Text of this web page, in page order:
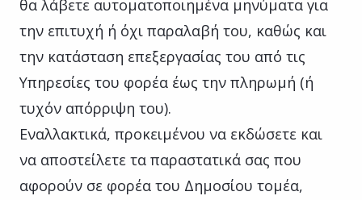
θα λάβετε αυτοματοποιημένα μηνύματα για
την επιτυχή ή όχι παραλαβή του, καθώς και
την κατάσταση επεξεργασίας του από τις
Υπηρεσίες του φορέα έως την πληρωμή (ή
τυχόν απόρριψη του).
Εναλλακτικά, προκειμένου να εκδώσετε και
να αποστείλετε τα παραστατικά σας που
αφορούν σε φορέα του Δημοσίου τομέα,